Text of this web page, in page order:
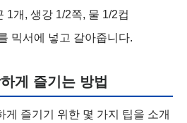
1개, 생강 1/2쪽, 물 1/2컵
믹서에 넣고 갈아줍니다.
게 즐기는 방법
게 즐기기 위한 몇 가지 팁을 소개